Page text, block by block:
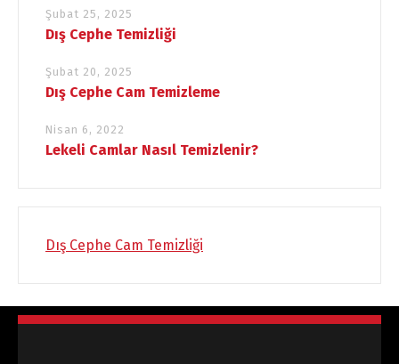
Şubat 25, 2025
Dış Cephe Temizliği
Şubat 20, 2025
Dış Cephe Cam Temizleme
Nisan 6, 2022
Lekeli Camlar Nasıl Temizlenir?
Dış Cephe Cam Temizliği